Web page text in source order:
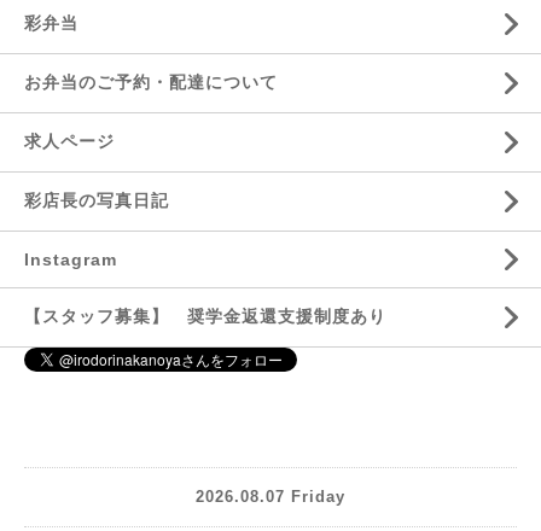
彩弁当
お弁当のご予約・配達について
求人ページ
彩店長の写真日記
Instagram
【スタッフ募集】 奨学金返還支援制度あり
2026.08.07 Friday